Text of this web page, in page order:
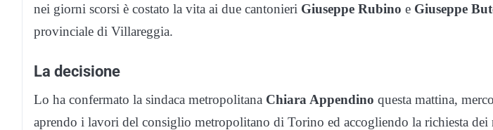
nei giorni scorsi è costato la vita ai due cantonieri Giuseppe Rubino e Giuseppe
provinciale di Villareggia.
La decisione
Lo ha confermato la sindaca metropolitana Chiara Appendino questa mattina,
aprendo i lavori del consiglio metropolitano di Torino ed accogliendo la richiesta dei